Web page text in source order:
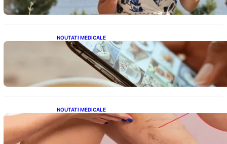
NOUTATI MEDICALE
Revoluția Bateriilor pentru Telefoane:
Avantaje, Provocări și Viitorul Tehnologiei
Energetice
NOUTATI MEDICALE
Varicele și Umflarea Picioarelor pe Caniculă:
Înțelegerea Simptomelor și Măsurilor de
Prevenție